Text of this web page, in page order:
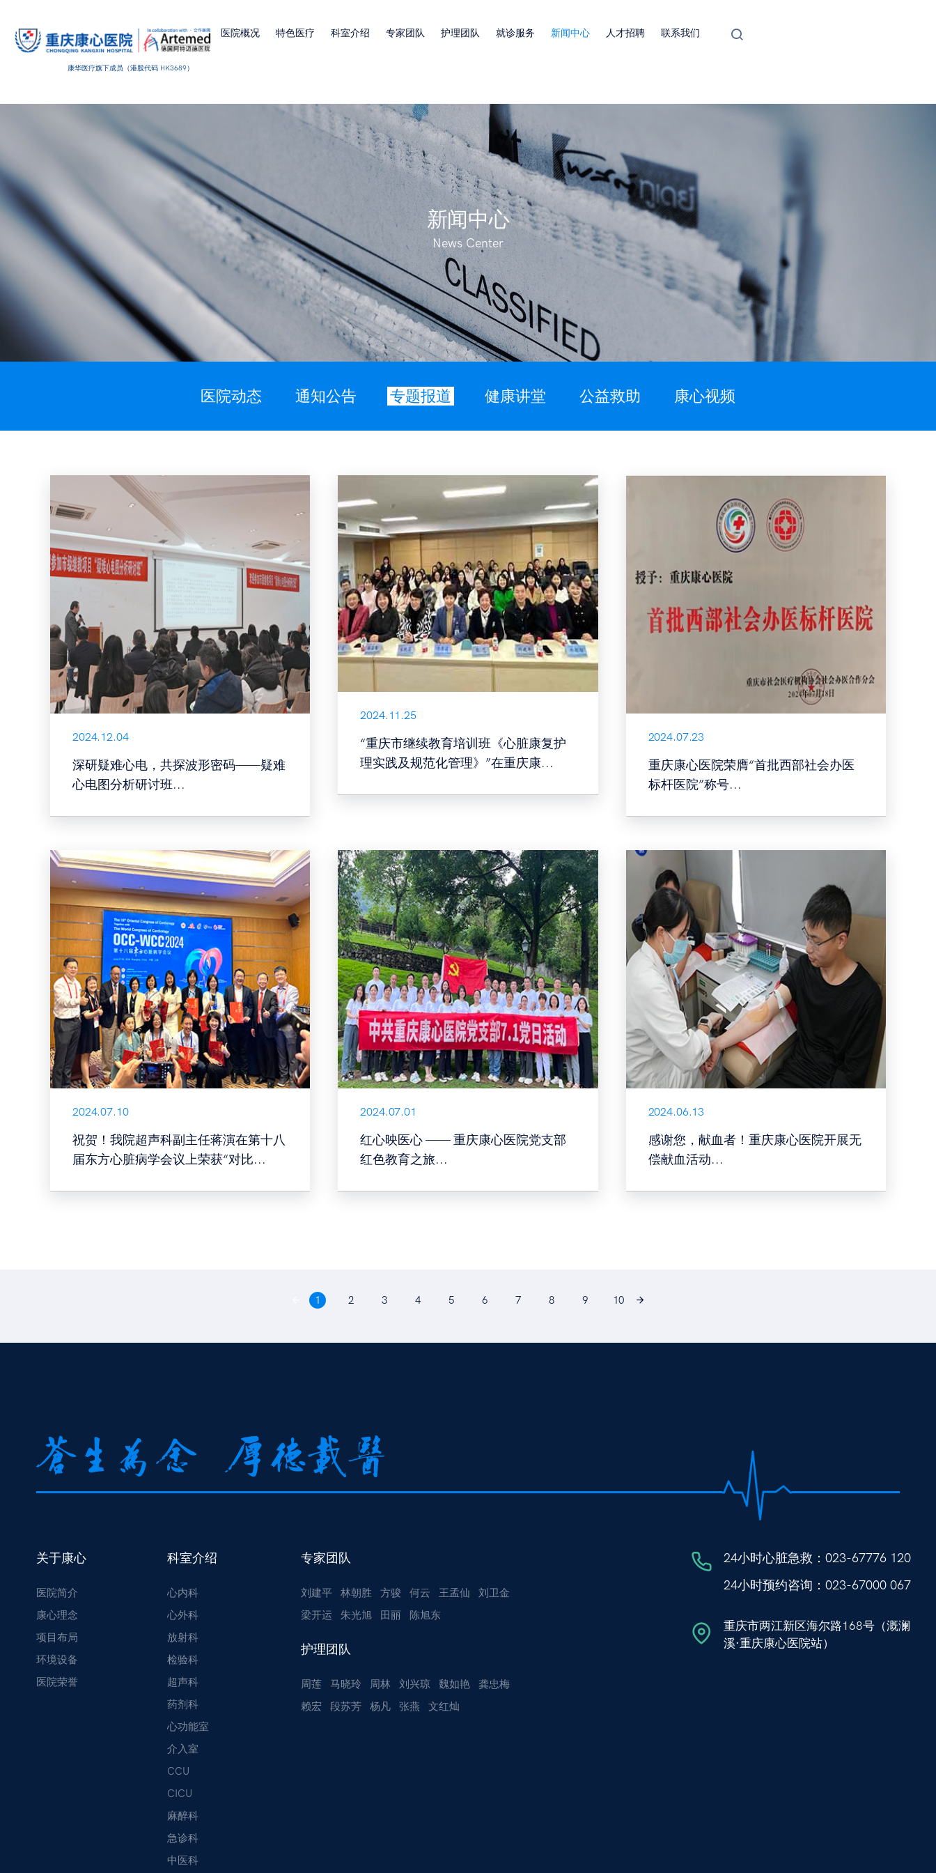
康华医疗旗下成员（港股代码 HK3689）
医院概况 特色医疗 科室介绍 专家团队 护理团队 就诊服务 新闻中心 人才招聘 联系我们
新闻中心
News Center
医院动态 通知公告 专题报道 健康讲堂 公益救助 康心视频
2024.12.04
深研疑难心电，共探波形密码——疑难
心电图分析研讨班...
2024.11.25
“重庆市继续教育培训班《心脏康复护
理实践及规范化管理》”在重庆康...
2024.07.23
重庆康心医院荣膺“首批西部社会办医
标杆医院”称号...
2024.07.10
祝贺！我院超声科副主任蒋演在第十八
届东方心脏病学会议上荣获“对比...
2024.07.01
红心映医心 —— 重庆康心医院党支部
红色教育之旅...
2024.06.13
感谢您，献血者！重庆康心医院开展无
偿献血活动...
1 2 3 4 5 6 7 8 9 10
关于康心
医院简介
康心理念
项目布局
环境设备
医院荣誉
科室介绍
心内科
心外科
放射科
检验科
超声科
药剂科
心功能室
介入室
CCU
CICU
麻醉科
急诊科
中医科
专家团队
刘建平 林朝胜 方骏 何云 王孟仙
刘卫金
梁开运
朱光旭 田丽 陈旭东
护理团队
周莲 马晓玲 周林 刘兴琼 魏如艳
龚忠梅
赖宏
段苏芳 杨凡 张燕 文红灿
24小时心脏急救： 023-67776 120
24小时预约咨询： 023-67000 067
重庆市两江新区海尔路168号（溉澜
溪·重庆康心医院站）